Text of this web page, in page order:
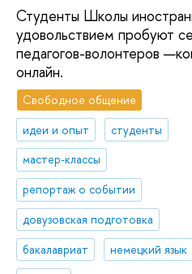
Студенты Школы
удовольствием пробуют
педагогов-волонтеров
онлайн.
Свободное общение
идеи и опыт
студенты
мастер-классы
репортаж о событии
довузовская подготовка
бакалавриат
немецкий язык